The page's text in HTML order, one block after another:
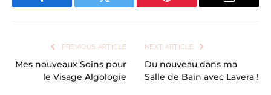
Facebook Twitter Pinterest Email
PREVIOUS ARTICLE
Mes nouveaux Soins pour
le Visage Algologie
NEXT ARTICLE
Du nouveau dans ma
Salle de Bain avec Lavera !